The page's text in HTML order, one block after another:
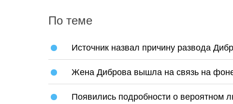
По теме
Источник назвал причину развода
Жена Диброва вышла на связь на
Появились подробности о вероятном